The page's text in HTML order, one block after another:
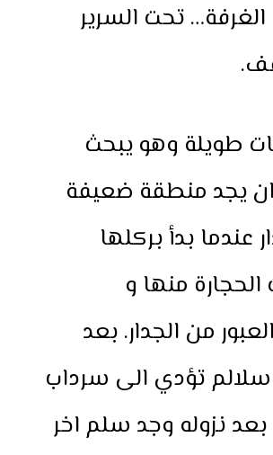
تحت السرير
طويلة وهو يبحث
يجد منطقة ضعيفة
عندما بدأ بركلها
منها و
من الجدار. بعد
تؤدي الى سرداب
نزوله وجد سلم اخر